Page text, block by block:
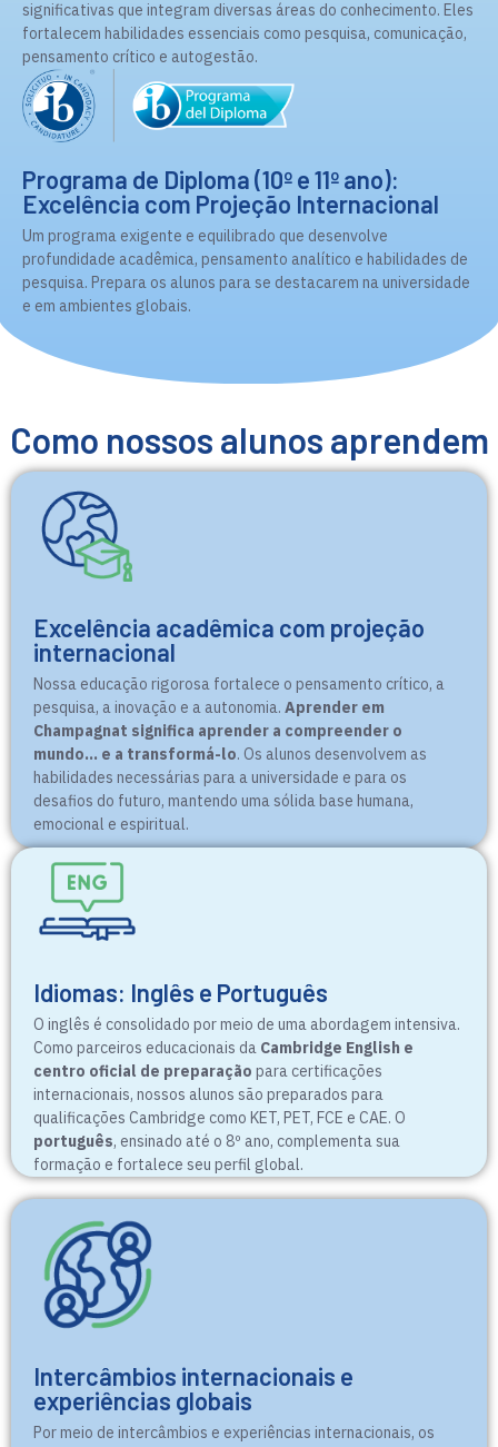
significativas que integram diversas áreas do conhecimento. Eles
fortalecem habilidades essenciais como pesquisa, comunicação,
pensamento crítico e autogestão.
Programa de Diploma (10º e 11º ano):
Excelência com Projeção Internacional
Um programa exigente e equilibrado que desenvolve
profundidade acadêmica, pensamento analítico e habilidades de
pesquisa. Prepara os alunos para se destacarem na universidade
e em ambientes globais.
Como nossos alunos aprendem
Excelência acadêmica com projeção
internacional
Nossa educação rigorosa fortalece o pensamento crítico, a
pesquisa, a inovação e a autonomia. Aprender em
Champagnat significa aprender a compreender o
mundo… e a transformá-lo. Os alunos desenvolvem as
habilidades necessárias para a universidade e para os
desafios do futuro, mantendo uma sólida base humana,
emocional e espiritual.
Idiomas: Inglês e Português
O inglês é consolidado por meio de uma abordagem intensiva.
Como parceiros educacionais da Cambridge English e
centro oficial de preparação para certificações
internacionais, nossos alunos são preparados para
qualificações Cambridge como KET, PET, FCE e CAE. O
português, ensinado até o 8º ano, complementa sua
formação e fortalece seu perfil global.
Intercâmbios internacionais e
experiências globais
Por meio de intercâmbios e experiências internacionais, os